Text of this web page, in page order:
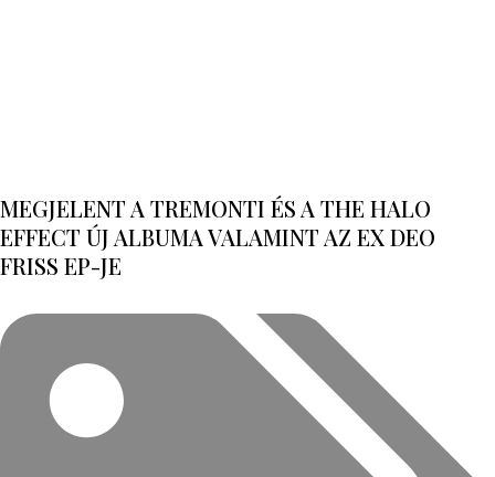
MEGJELENT A TREMONTI ÉS A THE HALO
EFFECT ÚJ ALBUMA VALAMINT AZ EX DEO
FRISS EP-JE